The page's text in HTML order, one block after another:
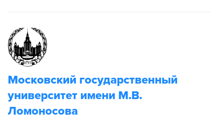
Московский государственный
университет имени М.В.
Ломоносова